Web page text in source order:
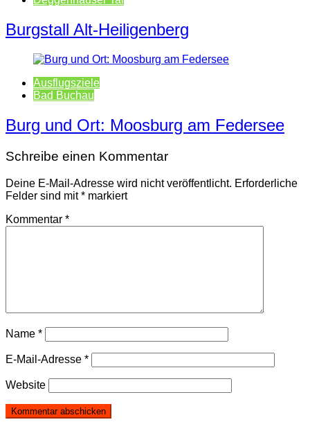
Burgstall Alt-Heiligenberg
Ausflugsziele
Bad Buchau
Burg und Ort: Moosburg am Federsee
Schreibe einen Kommentar
Deine E-Mail-Adresse wird nicht veröffentlicht. Erforderliche
Felder sind mit* markiert
Kommentar *
Name *
E-Mail-Adresse *
Website